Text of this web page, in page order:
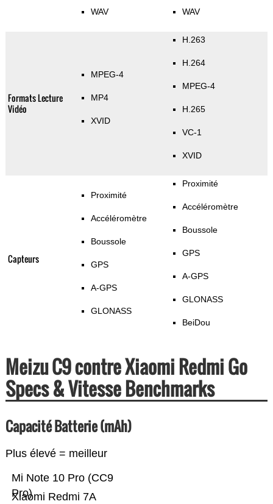
WAV WAV
Formats Lecture
Vidéo
MPEG-4
MP4
XVID
H.263
H.264
MPEG-4
H.265
VC-1
XVID
Capteurs
Proximité
Accéléromètre
Boussole
GPS
A-GPS
GLONASS
Proximité
Accéléromètre
Boussole
GPS
A-GPS
GLONASS
BeiDou
Meizu C9 contre Xiaomi Redmi Go
Specs & Vitesse Benchmarks
Capacité Batterie (mAh)
Plus élevé = meilleur
Xiaomi Redmi 7A
Mi Note 10 Pro (CC9
Pro)